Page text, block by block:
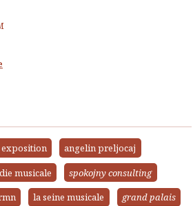
exposition
angelin preljocaj
musicale
spokojny consulting
la seine musicale
grand palais